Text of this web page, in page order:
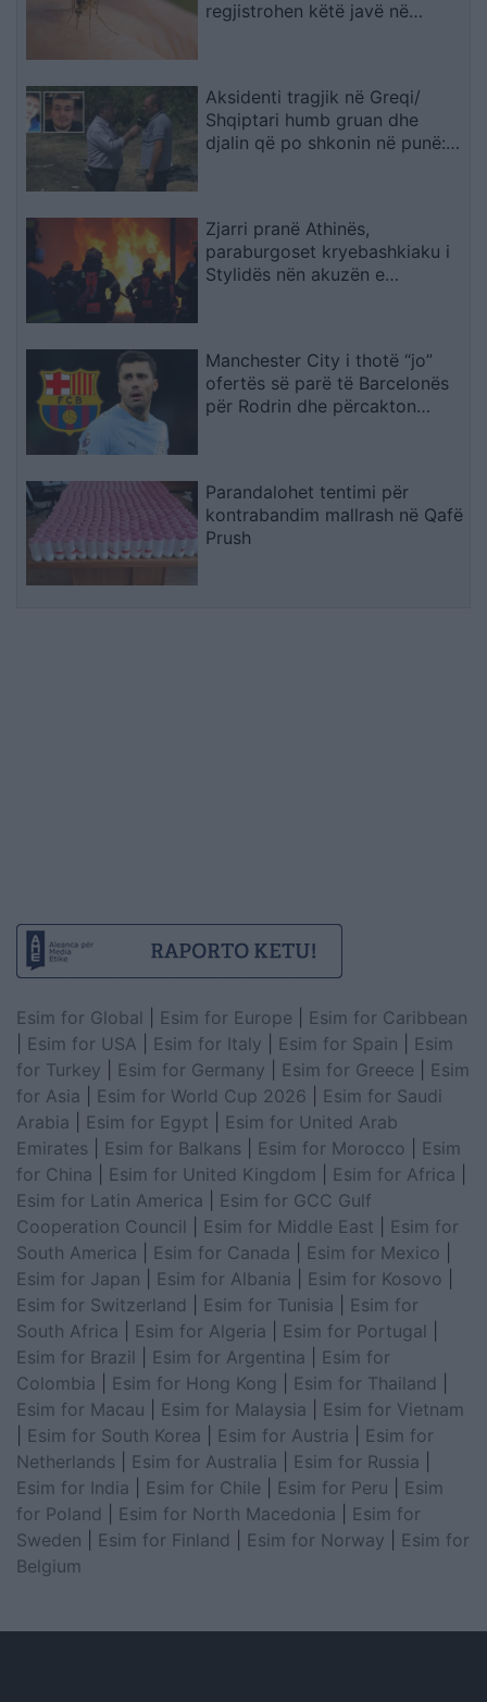
regjistrohen këtë javë në
Aksidenti tragjik në Greqi/
Shqiptari humb gruan dhe
djalin që po shkonin në punë:
Zjarri pranë Athinës,
paraburgoset kryebashkiaku i
Stylidës nën akuzën e
Manchester City i thotë “jo”
ofertës së parë të Barcelonës
për Rodrin dhe përcakton
Parandalohet tentimi për
kontrabandim mallrash në Qafë
Prush
Esim for Global Esim for Europe
Esim for Caribbean
Esim for USA Esim for Italy Esim for Spain
Esim
for Turkey
Esim for Germany Esim for Greece
Esim
for Asia
Esim for World Cup 2026
Esim for Saudi
Arabia
Esim for Egypt
Esim for United Arab
Emirates
Esim for Balkans Esim for Morocco
Esim
for China
Esim for United Kingdom Esim for Africa
Esim for Latin America
Esim for GCC Gulf
Cooperation Council
Esim for Middle East
Esim for
South America
Esim for Canada Esim for Mexico
Esim for Japan
Esim for Albania Esim for Kosovo
Esim for Switzerland
Esim for Tunisia
Esim for
South Africa
Esim for Algeria Esim for Portugal
Esim for Brazil
Esim for Argentina
Esim for
Colombia
Esim for Hong Kong Esim for Thailand
Esim for Macau
Esim for Malaysia
Esim for Vietnam
Esim for South Korea Esim for Austria
Esim for
Netherlands
Esim for Australia Esim for Russia
Esim for India
Esim for Chile Esim for Peru
Esim
for Poland
Esim for North Macedonia
Esim for
Sweden
Esim for Finland Esim for Norway
Esim for
Belgium